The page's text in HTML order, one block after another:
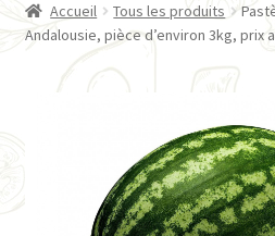
Fruits secs
Accueil Tous les produits
Andalousie, pièce d’environ 3kg, prix